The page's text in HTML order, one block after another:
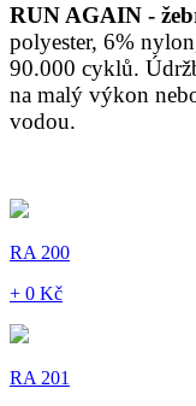
RUN AGAIN -
polyester, 6%
90.000 cyklů.
na malý výkon
vodou.
RA 200
+ 0 Kč
RA 201